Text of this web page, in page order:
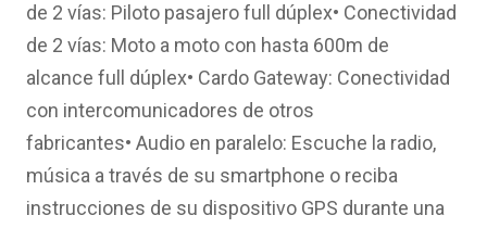
de 2 vías: Piloto pasajero full dúplex• Conectividad
de 2 vías: Moto a moto con hasta 600m de
alcance full dúplex• Cardo Gateway: Conectividad
con intercomunicadores de otros
fabricantes• Audio en paralelo: Escuche la radio,
música a través de su smartphone o reciba
instrucciones de su dispositivo GPS durante una